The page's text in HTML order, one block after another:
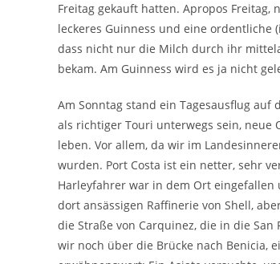
Freitag gekauft hatten. Apropos Freitag,
leckeres Guinness und eine ordentliche
dass nicht nur die Milch durch ihr
bekam. Am Guinness wird es ja nicht
Am Sonntag stand ein Tagesausflug auf
als richtiger Touri unterwegs sein, neue
leben. Vor allem, da wir im
wurden. Port Costa ist ein netter, sehr
Harleyfahrer war in dem Ort
dort ansässigen Raffinerie von Shell,
die Straße von Carquinez, die in die
wir noch über die Brücke nach Benicia,